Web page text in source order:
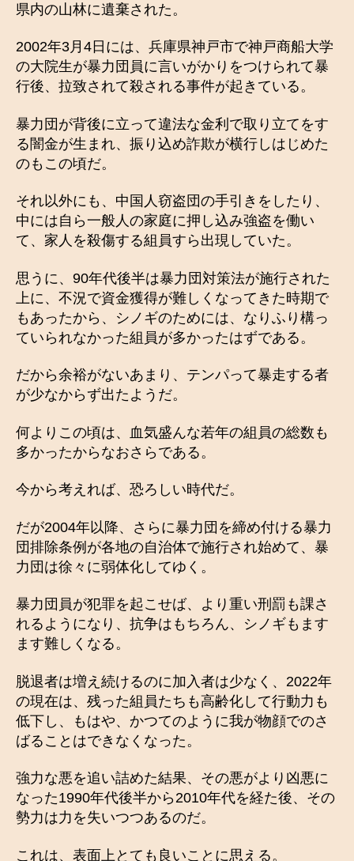
県内の山林に遺棄された。
2002年3月4日には、兵庫県神戸市で神戸商船大学
の大院生が暴力団員に言いがかりをつけられて暴
行後、拉致されて殺される事件が起きている。
暴力団が背後に立って違法な金利で取り立てをす
る闇金が生まれ、振り込め詐欺が横行しはじめた
のもこの頃だ。
それ以外にも、中国人窃盗団の手引きをしたり、
中には自ら一般人の家庭に押し込み強盗を働い
て、家人を殺傷する組員すら出現していた。
思うに、90年代後半は暴力団対策法が施行された
上に、不況で資金獲得が難しくなってきた時期で
もあったから、シノギのためには、なりふり構っ
ていられなかった組員が多かったはずである。
だから余裕がないあまり、テンパって暴走する者
が少なからず出たようだ。
何よりこの頃は、血気盛んな若年の組員の総数も
多かったからなおさらである。
今から考えれば、恐ろしい時代だ。
だが2004年以降、さらに暴力団を締め付ける暴力
団排除条例が各地の自治体で施行され始めて、暴
力団は徐々に弱体化してゆく。
暴力団員が犯罪を起こせば、より重い刑罰も課さ
れるようになり、抗争はもちろん、シノギもます
ます難しくなる。
脱退者は増え続けるのに加入者は少なく、2022年
の現在は、残った組員たちも高齢化して行動力も
低下し、もはや、かつてのように我が物顔でのさ
ばることはできなくなった。
強力な悪を追い詰めた結果、その悪がより凶悪に
なった1990年代後半から2010年代を経た後、その
勢力は力を失いつつあるのだ。
これは、表面上とても良いことに思える。